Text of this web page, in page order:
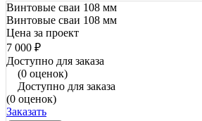
Винтовые сваи 108 мм
Винтовые сваи 108 мм
Цена за проект
7 000 ₽
Доступно для заказа
(0 оценок)
Доступно для заказа
(0 оценок)
Заказать